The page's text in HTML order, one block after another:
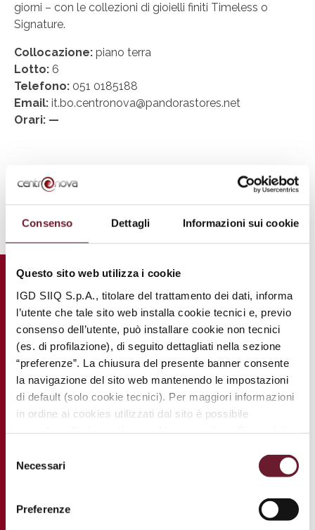
Consenso Dettagli Informazioni sui cookie
Questo sito web utilizza i cookie
IGD SIIQ S.p.A., titolare del trattamento dei dati, informa
l’utente che tale sito web installa cookie tecnici e, previo
consenso dell’utente, può installare cookie non tecnici
(es. di profilazione), di seguito dettagliati nella sezione
“preferenze”. La chiusura del presente banner consente
la navigazione del sito web mantenendo le impostazioni
di default (solo cookie tecnici). Per maggiori informazioni
in ordine ai cookies utilizzati dal sito è possibile
mediante il link “
delNecessari
Preferenze
giorni – con le collezioni di gioielli finiti Timeless o
Signature.
Collocazione: piano terra
Lotto: 6
Telefono: 051 0185188
Email: it.bo.centronova@pandorastores.net
Orari: —
SEGUICI SU